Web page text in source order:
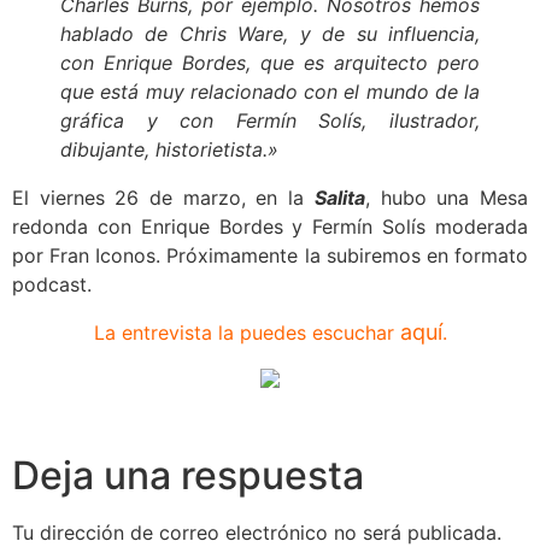
hablado de Chris Ware, y de su influencia,
con Enrique Bordes, que es arquitecto pero
que está muy relacionado con el mundo de la
gráfica y con Fermín Solís, ilustrador,
dibujante, historietista.»
El viernes 26 de marzo, en la Salita, hubo una Mesa
redonda con Enrique Bordes y Fermín Solís moderada
por Fran Iconos. Próximamente la subiremos en formato
podcast.
La entrevista la puedes escuchar aquí.
Deja una respuesta
Tu dirección de correo electrónico no será publicada.